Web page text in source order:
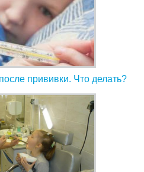
прививки. Что делать?